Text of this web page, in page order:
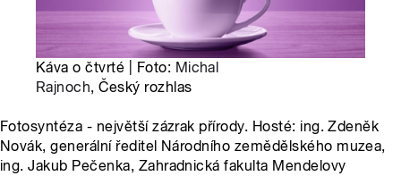
Káva o čtvrté | Foto: Michal
Rajnoch, Český rozhlas
Fotosyntéza - největší zázrak přírody. Hosté: ing. Zdeněk
Novák, generální ředitel Národního zemědělského muzea,
ing. Jakub Pečenka, Zahradnická fakulta Mendelovy